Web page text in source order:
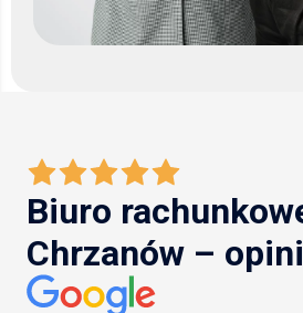
Biuro
Chrzanów –